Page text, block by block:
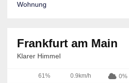
Wohnung
Frankfurt am Main
Klarer Himmel
61% 0.9km/h 0%